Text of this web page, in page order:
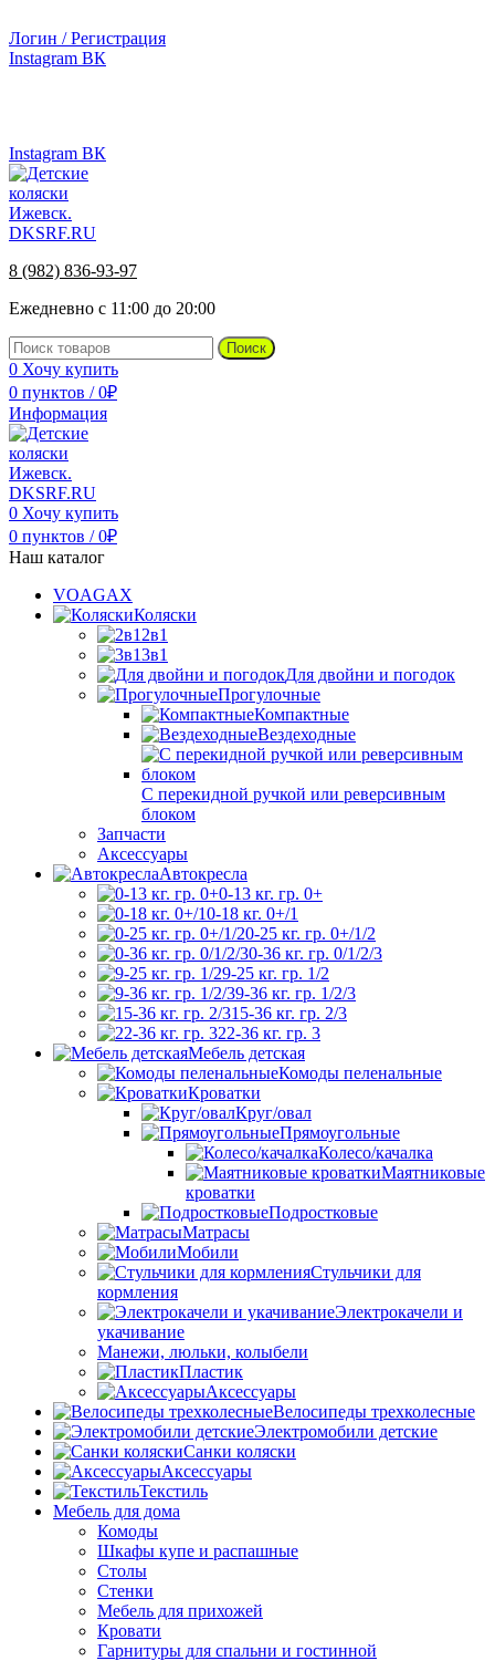
Логин / Регистрация
Instagram ВК
Instagram ВК
8 (982) 836-93-97
Ежедневно с 11:00 до 20:00
Поиск
0 Хочу купить
0 пунктов / 0₽
Информация
0 Хочу купить
0 пунктов / 0₽
Наш каталог
VOAGAX
Коляски
2в1
3в1
Для двойни и погодок
Прогулочные
Компактные
Вездеходные
С перекидной ручкой или реверсивным
блоком
Запчасти
Аксессуары
Автокресла
0-13 кг. гр. 0+
0-18 кг. 0+/1
0-25 кг. гр. 0+/1/2
0-36 кг. гр. 0/1/2/3
9-25 кг. гр. 1/2
9-36 кг. гр. 1/2/3
15-36 кг. гр. 2/3
22-36 кг. гр. 3
Мебель детская
Комоды пеленальные
Кроватки
Круг/овал
Прямоугольные
Колесо/качалка
Маятниковые
кроватки
Подростковые
Матрасы
Мобили
Стульчики для
кормления
Электрокачели и
укачивание
Манежи, люльки, колыбели
Пластик
Аксессуары
Велосипеды трехколесные
Электромобили детские
Санки коляски
Аксессуары
Текстиль
Мебель для дома
Комоды
Шкафы купе и распашные
Столы
Стенки
Мебель для прихожей
Кровати
Гарнитуры для спальни и гостинной